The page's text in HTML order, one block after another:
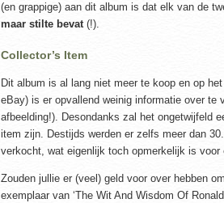
(en grappige) aan dit album is dat elk van de
maar stilte bevat(!).
Collector’s Item
Dit album is al lang niet meer te koop en op
eBay) is er opvallend weinig informatie over te
afbeelding!). Desondanks zal het ongetwijfeld
item zijn. Destijds werden er zelfs meer dan
verkocht, wat eigenlijk toch opmerkelijk is voor
Zouden jullie er (veel) geld voor over hebben
exemplaar van ‘The Wit And Wisdom Of